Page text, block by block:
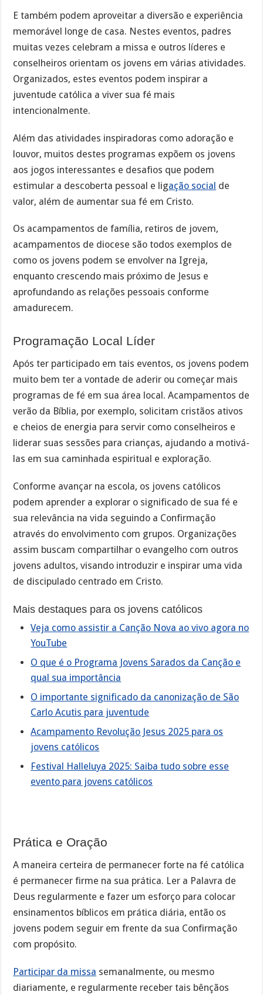
E também podem aproveitar a diversão e experiência
memorável longe de casa. Nestes eventos, padres
muitas vezes celebram a missa e outros líderes e
conselheiros orientam os jovens em várias atividades.
Organizados, estes eventos podem inspirar a
juventude católica a viver sua fé mais
intencionalmente.
Além das atividades inspiradoras como adoração e
louvor, muitos destes programas expõem os jovens
aos jogos interessantes e desafios que podem
estimular a descoberta pessoal e ligação social de
valor, além de aumentar sua fé em Cristo.
Os acampamentos de família, retiros de jovem,
acampamentos de diocese são todos exemplos de
como os jovens podem se envolver na Igreja,
enquanto crescendo mais próximo de Jesus e
aprofundando as relações pessoais conforme
amadurecem.
Programação Local Líder
Após ter participado em tais eventos, os jovens podem
muito bem ter a vontade de aderir ou começar mais
programas de fé em sua área local. Acampamentos de
verão da Bíblia, por exemplo, solicitam cristãos ativos
e cheios de energia para servir como conselheiros e
liderar suas sessões para crianças, ajudando a motivá-
las em sua caminhada espiritual e exploração.
Conforme avançar na escola, os jovens católicos
podem aprender a explorar o significado de sua fé e
sua relevância na vida seguindo a Confirmação
através do envolvimento com grupos. Organizações
assim buscam compartilhar o evangelho com outros
jovens adultos, visando introduzir e inspirar uma vida
de discipulado centrado em Cristo.
Mais destaques para os jovens católicos
Veja como assistir a Canção Nova ao vivo agora no
YouTube
O que é o Programa Jovens Sarados da Canção e
qual sua importância
O importante significado da canonização de São
Carlo Acutis para juventude
Acampamento Revolução Jesus 2025 para os
jovens católicos
Festival Halleluya 2025: Saiba tudo sobre esse
evento para jovens católicos
Prática e Oração
A maneira certeira de permanecer forte na fé católica
é permanecer firme na sua prática. Ler a Palavra de
Deus regularmente e fazer um esforço para colocar
ensinamentos bíblicos em prática diária, então os
jovens podem seguir em frente da sua Confirmação
com propósito.
Participar da missa semanalmente, ou mesmo
diariamente, e regularmente receber tais bênçãos